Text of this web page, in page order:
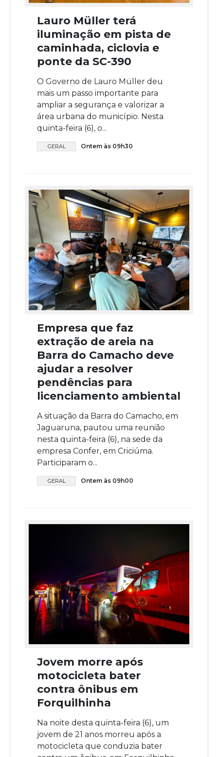
Lauro Müller terá
iluminação em pista de
caminhada, ciclovia e
ponte da SC-390
O Governo de Lauro Müller deu
mais um passo importante para
ampliar a segurança e valorizar a
área urbana do município. Nesta
quinta-feira (6), o...
GERAL Ontem às 09h30
Empresa que faz
extração de areia na
Barra do Camacho deve
ajudar a resolver
pendências para
licenciamento ambiental
A situação da Barra do Camacho, em
Jaguaruna, pautou uma reunião
nesta quinta-feira (6), na sede da
empresa Confer, em Criciúma.
Participaram o...
GERAL Ontem às 09h00
Jovem morre após
motocicleta bater
contra ônibus em
Forquilhinha
Na noite desta quinta-feira (6), um
jovem de 21 anos morreu após a
motocicleta que conduzia bater